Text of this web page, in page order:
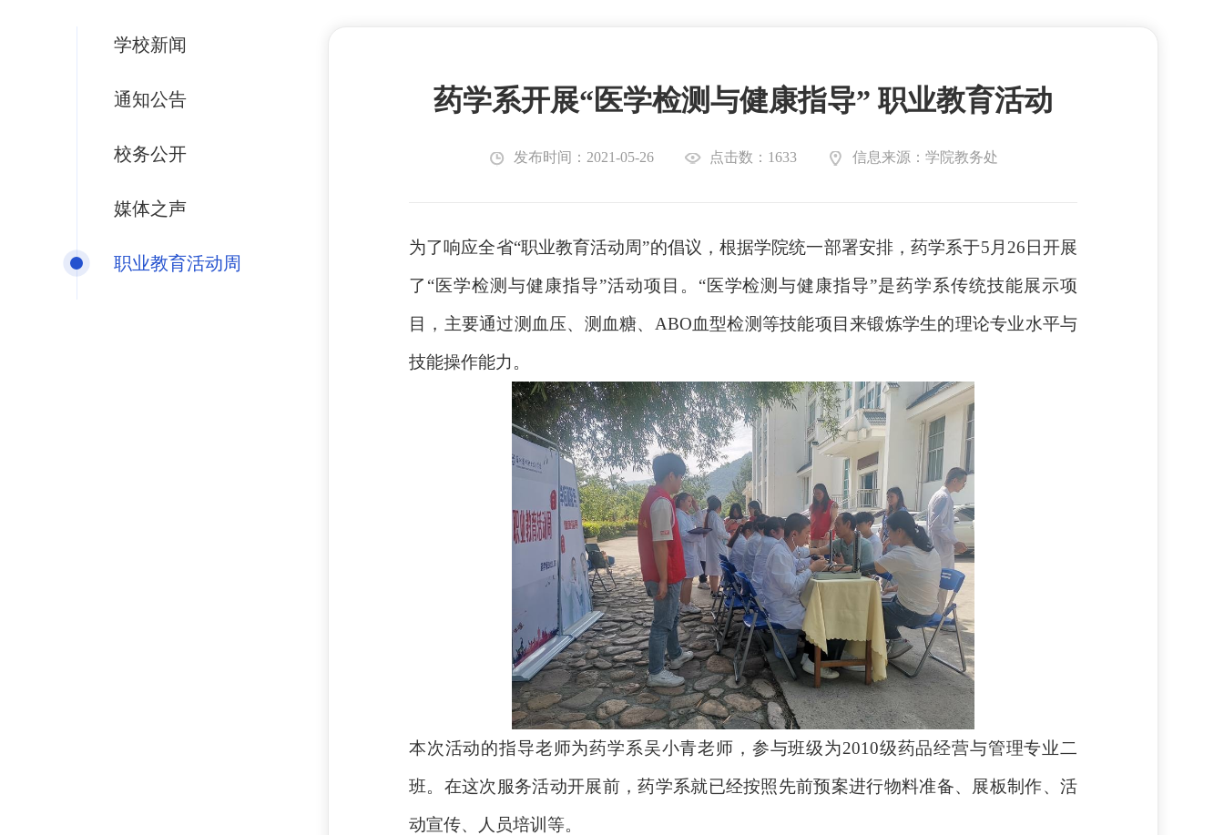
学校新闻
通知公告
校务公开
媒体之声
职业教育活动周
药学系开展“医学检测与健康指导” 职业教育活动
发布时间：2021-05-26 点击数：1633 信息来源：学院教务处
为了响应全省“职业教育活动周”的倡议，根据学院统一部署安排，药学系于5 月 26 日开展
了“医学检测与健康指导”活动项目。“医学检测与健康指导”是药学系传统技能展示项
目，主要通过测血压、测血糖、 ABO血型检测等技能项目来锻炼学生的理论专业水平与
技能操作能力。
本次活动的指导老师为药学系吴小青老师，参与班级为2010级药品经营与管理专业二
班。在这次服务活动开展前，药学系就已经按照先前预案进行物料准备、展板制作、活
动宣传、人员培训等。